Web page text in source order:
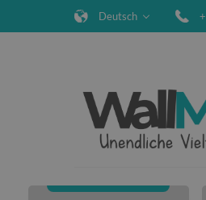
Deutsch